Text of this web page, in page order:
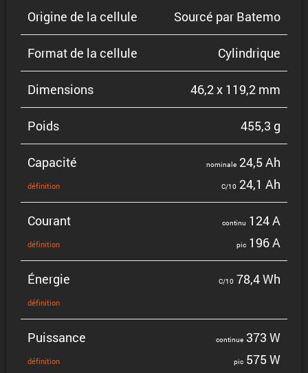
Origine de la cellule Sourcé par Batemo
Format de la cellule Cylin­drique
Dimen­sions 46,2 x 119,2 mm
Poids 455,3 g
Capacité
défini­tion
nominale 24,5 Ah
C/10 24,1 Ah
Courant
défini­tion
continu 124 A
pic 196 A
Énergie
défini­tion
C/10 78,4 Wh
Puissance
défini­tion
continue 373 W
pic 575 W